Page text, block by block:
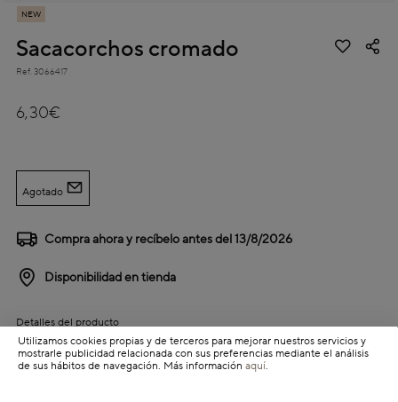
NEW
Sacacorchos cromado
Ref. 3066417
6,30€
Agotado
Compra ahora y recíbelo antes del13/8/2026
Disponibilidad en tienda
Detalles del producto
Información de envío
Utilizamos cookies propias y de terceros para mejorar nuestros servicios y
mostrarle publicidad relacionada con sus preferencias mediante el análisis
de sus hábitos de navegación. Más información aquí.